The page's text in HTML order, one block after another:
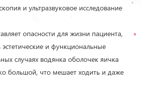
и ультразвуковое исследование
опасности для жизни пациента,
и функциональные
случаях водянка оболочек яичка
большой, что мешает ходить и даже